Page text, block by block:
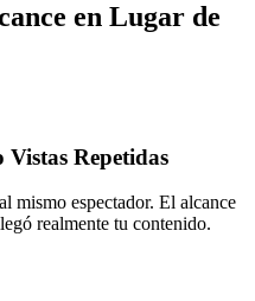
en Lugar de
Vistas Repetidas
mismo espectador. El alcance
realmente tu contenido.